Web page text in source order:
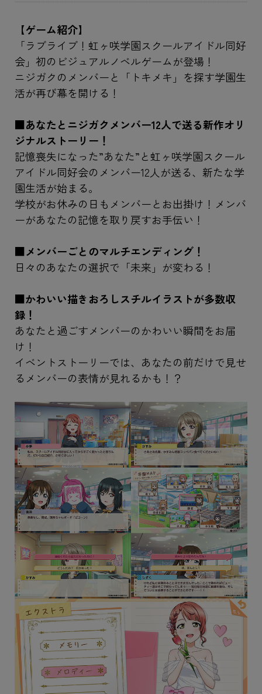
【ゲーム紹介】
「ラブライブ！虹ヶ咲学園スクールアイドル同好
会」初のビジュアルノベルゲームが登場！
ニジガクのメンバーと「トキメキ」を探す学園生
活が再び幕を開ける！
■あなたとニジガクメンバー12人で送る新作オリ
ジナルストーリー！
記憶喪失になった”あなた”と虹ヶ咲学園スクール
アイドル同好会のメンバー12人が送る、新たな学
園生活が始まる。
学校がお休みの日もメンバーとお出掛け！メンバ
ーがあなたの記憶を取り戻すお手伝い！
■メンバーごとのマルチエンディング！
日々のあなたの選択で「未来」が変わる！
■かわいい描きおろしスチルイラストが多数収
録！
あなたと過ごすメンバーのかわいい瞬間をお届
け！
イベントストーリーでは、あなたの前だけで見せ
るメンバーの表情が見れるかも！？